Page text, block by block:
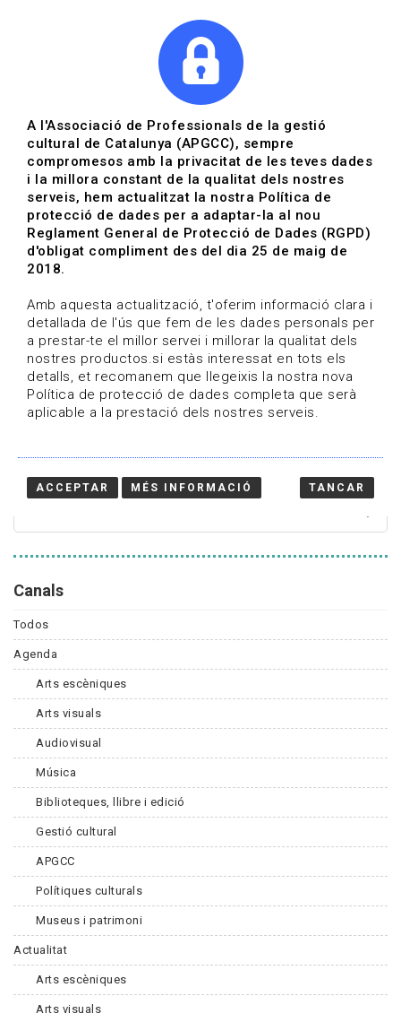
Actualitza't
Vols estar al dia?
HOME / BLOG
Estigues al dia
Convocatòries, activitats i notícies del sector de la
cultura.
Canals
Todos
Agenda
Arts escèniques
Arts visuals
Audiovisual
Música
Biblioteques, llibre i edició
Gestió cultural
APGCC
Polítiques culturals
Museus i patrimoni
Actualitat
Arts escèniques
Arts visuals
A l'Associació de Professionals de la gestió
cultural de Catalunya (APGCC), sempre
compromesos amb la privacitat de les teves dades
i la millora constant de la qualitat dels nostres
serveis, hem actualitzat la nostra Política de
protecció de dades per a adaptar-la al nou
Reglament General de Protecció de Dades (RGPD)
d'obligat compliment des del dia 25 de maig de
2018.
Amb aquesta actualització, t'oferim informació clara i
detallada de l'ús que fem de les dades personals per
a prestar-te el millor servei i millorar la qualitat dels
nostres productos.si estàs interessat en tots els
detalls, et recomanem que llegeixis la nostra nova
Política de protecció de dades completa que serà
aplicable a la prestació dels nostres serveis.
ACCEPTAR MÉS INFORMACIÓ TANCAR